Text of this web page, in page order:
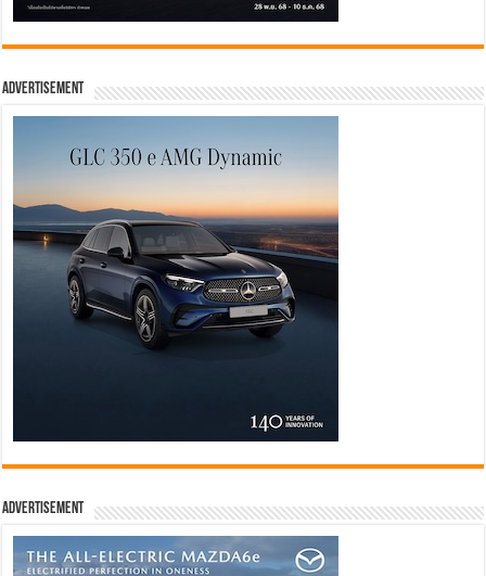
Advertisement
Advertisement